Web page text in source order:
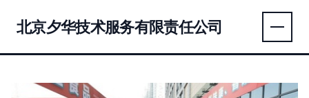
北京夕华技术服务有限责任公司